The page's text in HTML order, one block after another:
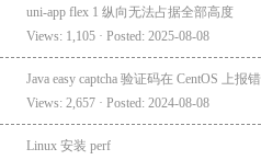
uni-app flex 1 纵向无法占据全部高度
Views: 1,105 · Posted: 2025-08-08
Java easy captcha 验证码在 CentOS 上报错
Views: 2,657 · Posted: 2024-08-08
Linux 安装 perf